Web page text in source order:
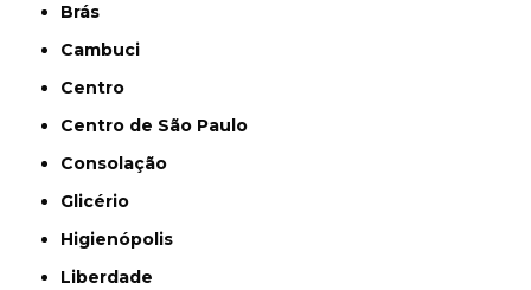
Brás
Cambuci
Centro
Centro de São Paulo
Consolação
Glicério
Higienópolis
Liberdade